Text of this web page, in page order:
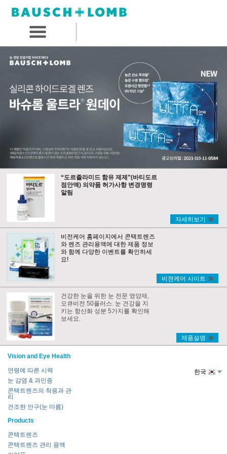
“도르졸라미드 함유 제제”(바티도르
점안액) 의약품 허가사항 변경명령
알림
자세히보기
비전케어 홈페이지에서 콘택트렌즈
와 렌즈 관리용액에 대한 제품 정보
와 함께 다양한 이벤트를 확인하세
요!
비젼케어 사이트
건강한 눈을 위한 눈 전문 영양제,
오큐비전 50플러스. 눈 건강을 지
키는 항산화 성분 5가지를 확인해
보세요.
제품설명
Vision and Eye Health
연령에 따른 시력
눈 감염 & 과민증
콘택트렌즈의 착용과 관
리
건조한 안구(눈 마름)
Products
콘택트렌즈
콘택트렌즈 관리 용액
한국